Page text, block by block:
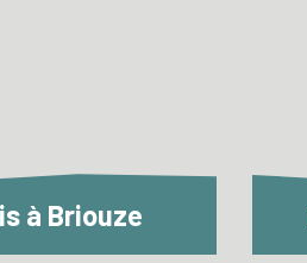
à Briouze